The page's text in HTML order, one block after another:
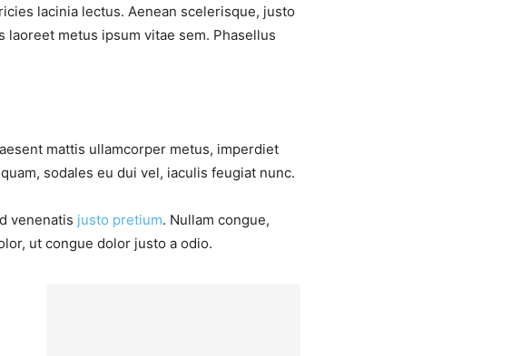
lacinia lectus. Aenean scelerisque, justo
laoreet metus ipsum vitae sem. Phasellus
mattis ullamcorper metus, imperdiet
sodales eu dui vel, iaculis feugiat nunc.
venenatis justo pretium. Nullam congue,
ut congue dolor justo a odio.